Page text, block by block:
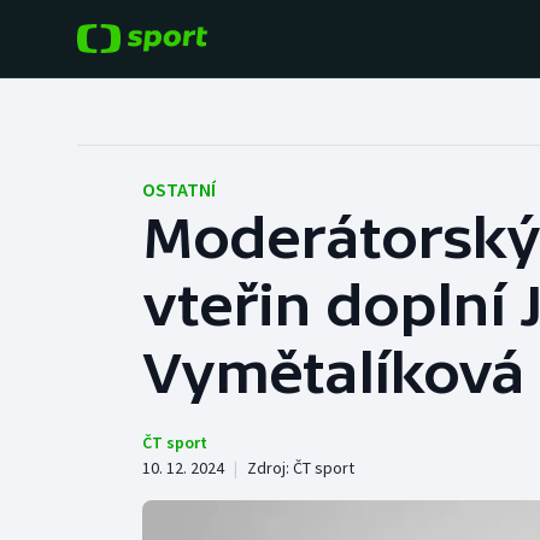
Hokej
Tenis
Atletika
Cyklistika
Baseball a softbal
Basketbal
Biatlon
OSTATNÍ
vteřin doplní
Vymětalíková
ČT sport
10. 12. 2024 | Zdroj: ČT sport